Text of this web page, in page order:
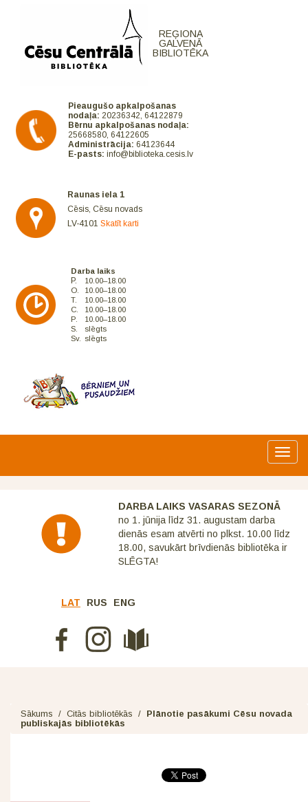
REĢIONA
GALVENĀ
BIBLIOTĒKA
Pieaugušo apkalpošanas
nodaļa: 20236342, 64122879
Bērnu apkalpošanas nodaļa:
25668580, 64122605
Administrācija: 64123644
E-pasts: info@biblioteka.cesis.lv
Raunas iela 1
Cēsis, Cēsu novads
LV-4101Skatīt karti
Darba laiks
P.
10.00–18.00
O.
10.00–18.00
T.
10.00–18.00
C.
10.00–18.00
P.
10.00–18.00
S.
slēgts
Sv.
slēgts
DARBA LAIKS VASARAS SEZONĀ
no 1. jūnija līdz 31. augustam darba
dienās esam atvērti no plkst. 10.00 līdz
18.00, savukārt brīvdienās bibliotēka ir
SLĒGTA!
LAT RUS ENG
Sākums / Citās bibliotēkās / Plānotie pasākumi Cēsu novada
publiskajās bibliotēkās